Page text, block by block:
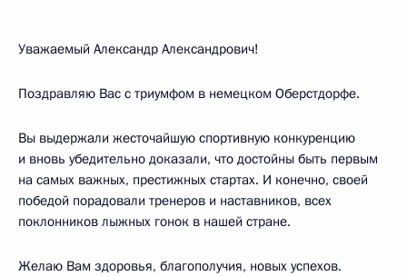
Уважаемый Александр Александрович!
Поздравляю Вас с триумфом в немецком Оберстдорфе.
Вы выдержали жесточайшую спортивную конкуренцию
и вновь убедительно доказали, что достойны быть первым
на самых важных, престижных стартах. И конечно, своей
победой порадовали тренеров и наставников, всех
поклонников лыжных гонок в нашей стране.
Желаю Вам здоровья, благополучия, новых успехов.